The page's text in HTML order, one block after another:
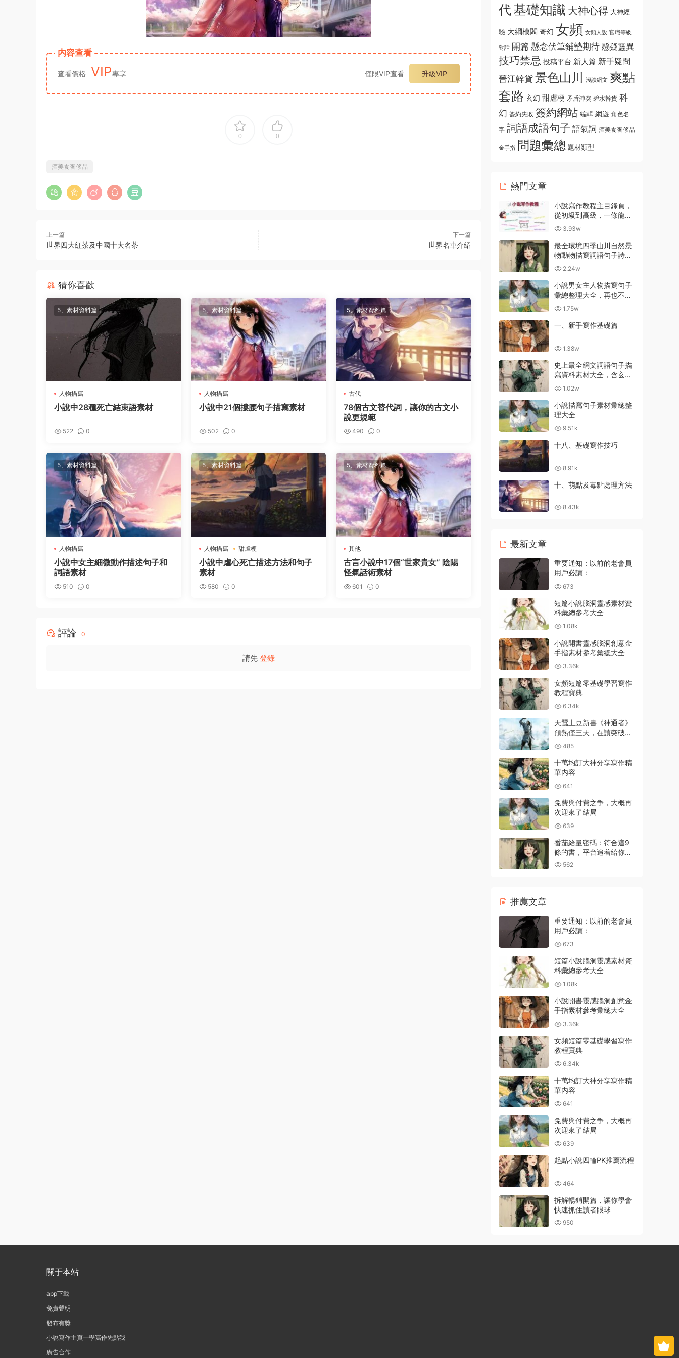
内容查看
查看價格 VIP專享 僅限VIP查看 升級VIP
0 0
酒美食奢侈品
上一篇
世界四大紅茶及中國十大名茶
下一篇
世界名車介紹
猜你喜歡
5、素材資料篇
人物描寫
小說中28種死亡結束語素材
522 0
5、素材資料篇
人物描寫
小說中21個摟腰句子描寫素材
502 0
5、素材資料篇
古代
78個古文替代詞，讓你的古文小
說更規範
490 0
5、素材資料篇
人物描寫
小說中女主細微動作描述句子和
詞語素材
510 0
5、素材資料篇
人物描寫 甜虐梗
小說中虐心死亡描述方法和句子
素材
580 0
5、素材資料篇
其他
古言小說中17個“世家貴女” 陰陽
怪氣話術素材
601 0
評論 0
請先 登錄
代 基礎知識 大神心得 大神經
驗 大綱模闆 奇幻 女頻 女頻人設 官職等級
對話 開篇 懸念伏筆鋪墊期待 懸疑靈異
技巧禁忌 投稿平台 新人篇 新手疑問
晉江幹貨景色山川 淺談網文 爽點
套路 玄幻 甜虐梗 矛盾沖突 碧水幹貨 科
幻 簽約失敗 簽約網站 編輯 網遊 角色名
字 詞語成語句子 語氣詞 酒美食奢侈品
金手指 問題彙總 題材類型
熱門文章
小說寫作教程主目錄頁，
從初級到高級，一條龍指
導資源入口
3.93w
最全環境四季山川自然景
物動物描寫詞語句子詩詞
彙總大全
2.24w
小說男女主人物描寫句子
彙總整理大全，再也不用
擔心不會描寫了
1.75w
一、新手寫作基礎篇
1.38w
史上最全網文詞語句子描
寫資料素材大全，含玄幻
等級劃分
1.02w
小說描寫句子素材彙總整
理大全
9.51k
十八、基礎寫作技巧
8.91k
十、萌點及毒點處理方法
8.43k
最新文章
重要通知：以前的老會員
用戶必讀：
673
短篇小說腦洞靈感素材資
料彙總參考大全
1.08k
小說開書靈感腦洞創意金
手指素材參考彙總大全
3.36k
女頻短篇零基礎學習寫作
教程寶典
6.34k
天蠶土豆新書《神通者》
預熱僅三天，在讀突破百
萬 485
十萬均訂大神分享寫作精
華内容
641
免費與付費之争，大概再
次迎來了結局
639
番茄給量密碼：符合這9
條的書，平台追着給你推
流量562
推薦文章
重要通知：以前的老會員
用戶必讀：
673
短篇小說腦洞靈感素材資
料彙總參考大全
1.08k
小說開書靈感腦洞創意金
手指素材參考彙總大全
3.36k
女頻短篇零基礎學習寫作
教程寶典
6.34k
十萬均訂大神分享寫作精
華内容
641
免費與付費之争，大概再
次迎來了結局
639
起點小說四輪PK推薦流程
464
拆解暢銷開篇，讓你學會
快速抓住讀者眼球
950
關于本站
app下載
免責聲明
發布有獎
小說寫作主頁—學寫作先點我
廣告合作